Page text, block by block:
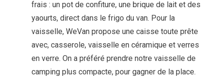
frais : un pot de confiture, une brique de lait et des
yaourts, direct dans le frigo du van. Pour la
vaisselle, WeVan propose une caisse toute prête
avec, casserole, vaisselle en céramique et verres
en verre. On a préféré prendre notre vaisselle de
camping plus compacte, pour gagner de la place.